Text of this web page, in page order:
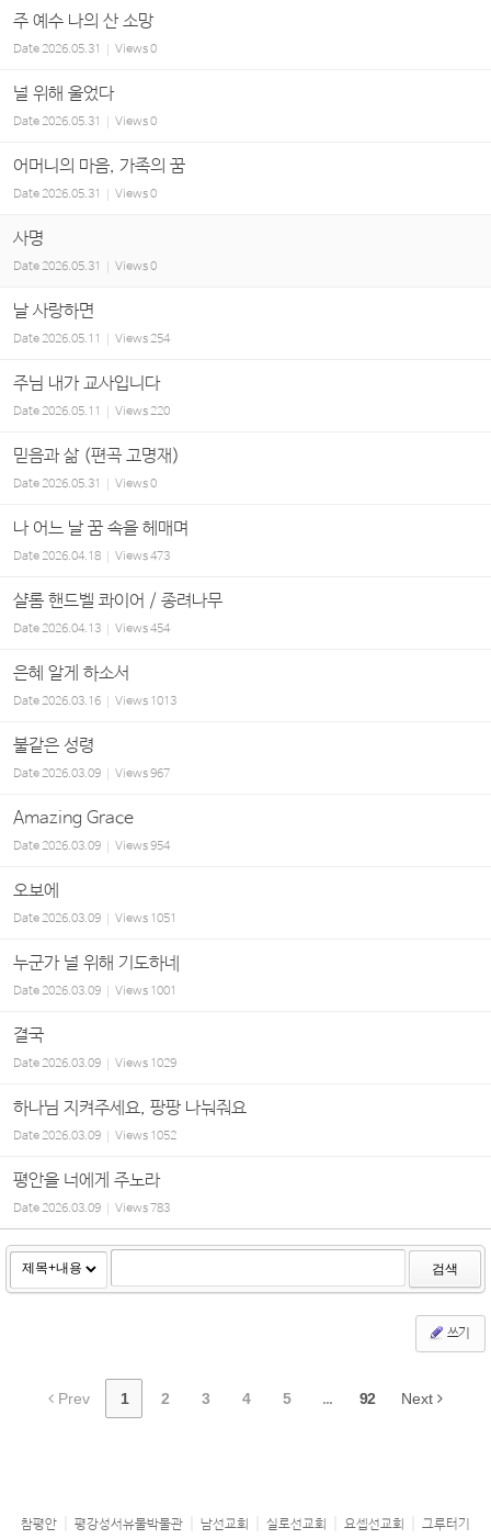
주 예수 나의 산 소망
Date2026.05.31 Views0
널 위해 울었다
Date2026.05.31 Views0
어머니의 마음, 가족의 꿈
Date2026.05.31 Views0
사명
Date 2026.05.31 Views0
날 사랑하면
Date2026.05.11 Views254
주님 내가 교사입니다
Date2026.05.11 Views220
믿음과 삶 (편곡 고명재)
Date2026.05.31 Views0
나 어느 날 꿈 속을 헤매며
Date2026.04.18 Views473
샬롬 핸드벨 콰이어 / 종려나무
Date2026.04.13 Views454
은혜 알게 하소서
Date2026.03.16 Views 1013
불같은 성령
Date2026.03.09 Views967
Amazing Grace
Date2026.03.09 Views954
오보에
Date2026.03.09 Views 1051
누군가 널 위해 기도하네
Date2026.03.09 Views 1001
결국
Date2026.03.09 Views 1029
하나님 지켜주세요, 팡팡 나눠줘요
Date2026.03.09 Views 1052
평안을 너에게 주노라
Date2026.03.09 Views783
검색
쓰기
Prev 1 2 3 4 5 ... 92 Next
참평안 평강성서유물박물관 남선교회 실로선교회 요셉선교회
그루터기